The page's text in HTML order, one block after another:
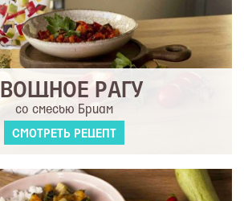
РАГУ
со смесью Бриам
СМОТРЕТЬ РЕЦЕПТ